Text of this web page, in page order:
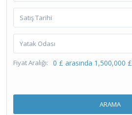
Fiyat Aralığı: 0 £ arasında 1,500,000 £
ARAMA